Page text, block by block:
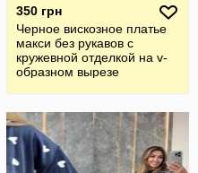
350 грн
Черное вискозное платье
макси без рукавов с
кружевной отделкой на v-
образном вырезе